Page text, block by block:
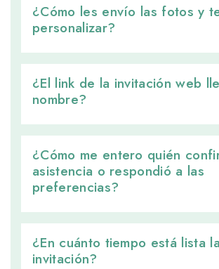
¿Cómo les envío las fotos y
personalizar?
¿El link de la invitación web
nombre?
¿Cómo me entero quién
asistencia o respondió a las
preferencias?
¿En cuánto tiempo está lista la
invitación?